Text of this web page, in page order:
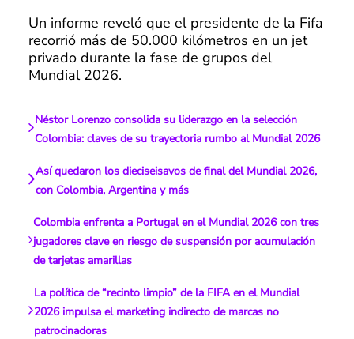
Un informe reveló que el presidente de la Fifa
recorrió más de 50.000 kilómetros en un jet
privado durante la fase de grupos del
Mundial 2026.
Néstor Lorenzo consolida su liderazgo en la selección
Colombia: claves de su trayectoria rumbo al Mundial 2026
Así quedaron los dieciseisavos de final del Mundial 2026,
con Colombia, Argentina y más
Colombia enfrenta a Portugal en el Mundial 2026 con tres
jugadores clave en riesgo de suspensión por acumulación
de tarjetas amarillas
La política de “recinto limpio” de la FIFA en el Mundial
2026 impulsa el marketing indirecto de marcas no
patrocinadoras